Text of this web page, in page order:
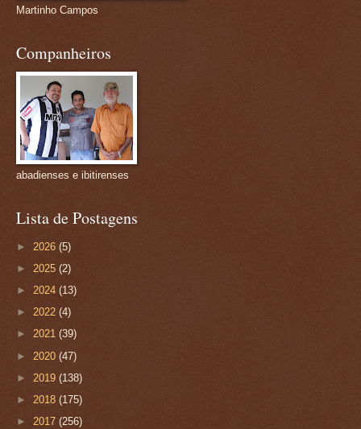
Martinho Campos
Companheiros
abadienses e ibitirenses
Lista de Postagens
► 2026 (5)
► 2025 (2)
► 2024 (13)
► 2022 (4)
► 2021 (39)
► 2020 (47)
► 2019 (138)
► 2018 (175)
► 2017 (256)